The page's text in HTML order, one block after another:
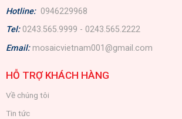
Hotline: 0946229968
Tel: 0243.565.9999 - 0243.565.2222
Email: mosaicvietnam001@gmail.com
HỖ TRỢ KHÁCH HÀNG
Về chúng tôi
Tin tức